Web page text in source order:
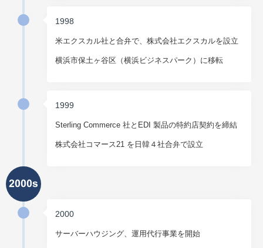
1998
米エクスカル社と合弁で、株式会社エクスカルを設立
横浜市保土ヶ谷区（横浜ビジネスパーク）に移転
1999
Sterling Commerce 社とEDI 製品の特約店契約を締結
株式会社コマース21 を日韓４社合弁で設立
2000
サーバーハウジング、運用代行事業を開始